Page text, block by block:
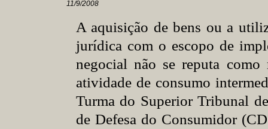
11/9/2008
A aquisição de bens ou a
jurídica com o escopo de
negocial não se reputa
atividade de consumo
Turma do Superior Tribunal
de Defesa do Consumidor